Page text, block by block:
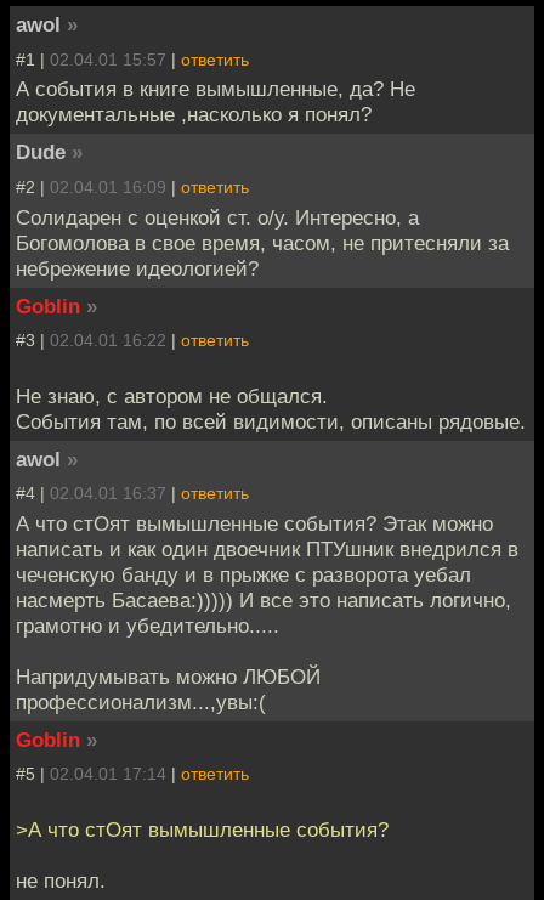
awol »
#1 | 02.04.01 15:57 | ответить
А события в книге вымышленные, да? Не
документальные ,насколько я понял?
Dude »
#2 | 02.04.01 16:09 | ответить
Солидарен с оценкой ст. о/у. Интересно, а
Богомолова в свое время, часом, не притесняли за
небрежение идеологией?
Goblin »
#3 | 02.04.01 16:22 | ответить
Не знаю, с автором не общался.
События там, по всей видимости, описаны рядовые.
awol »
#4 | 02.04.01 16:37 | ответить
А что стОят вымышленные события? Этак можно
написать и как один двоечник ПТУшник внедрился в
чеченскую банду и в прыжке с разворота уебал
насмерть Басаева:))))) И все это написать логично,
грамотно и убедительно.....
Напридумывать можно ЛЮБОЙ
профессионализм...,увы:(
Goblin »
#5 | 02.04.01 17:14 | ответить
>А что стОят вымышленные события?
не понял.